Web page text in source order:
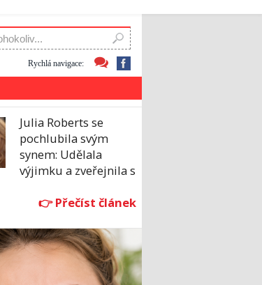
Rychlá navigace:
Julia Roberts se
pochlubila svým
synem: Udělala
výjimku a zveřejnila s